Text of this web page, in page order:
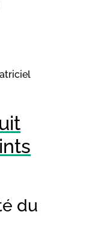
du